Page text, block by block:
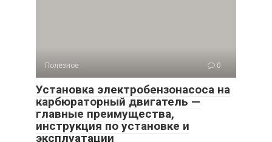
Полезное 0
Установка электробензонасоса на
карбюраторный двигатель —
главные преимущества,
инструкция по установке и
эксплуатации